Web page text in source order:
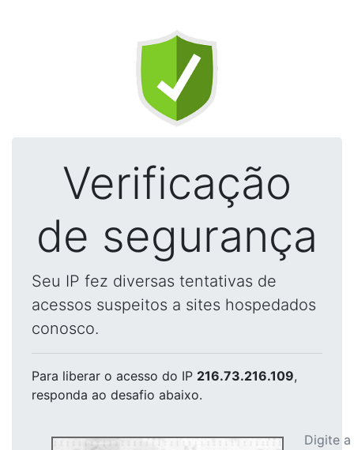
Verificação
de segurança
Seu IP fez diversas tentativas de
acessos suspeitos a sites hospedados
conosco.
Para liberar o acesso do IP 216.73.216.109,
responda ao desafio abaixo.
Digite